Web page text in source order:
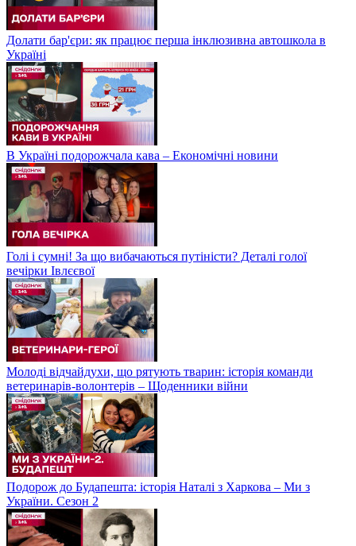
Долати бар'єри: як працює перша інклюзивна автошкола в
Україні
В Україні подорожчала кава – Економічні новини
Голі і сумні! За що вибачаються путіністи? Деталі голої
вечірки Івлєєвої
Молоді відчайдухи, що рятують тварин: історія команди
ветеринарів-волонтерів – Щоденники війни
Подорож до Будапешта: історія Наталі з Харкова – Ми з
України. Сезон 2